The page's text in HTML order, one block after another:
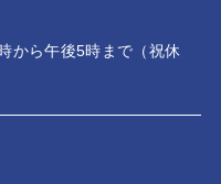
から午後5時まで（祝休